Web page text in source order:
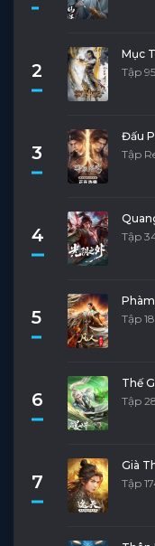
2
Mục
Tập
3
Đấu
Tập
4
Tập
5
Tập
6
Thế
Tập
7
Già
Tập